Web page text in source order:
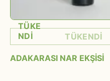
TÜKE
NDİ
TÜKENDİ
ADAKARASI NAR EKŞİSİ